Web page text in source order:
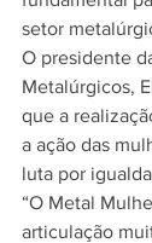
setor
O presidente
Metalúrgicos,
que a
a ação das
luta por
“O Metal
articulação